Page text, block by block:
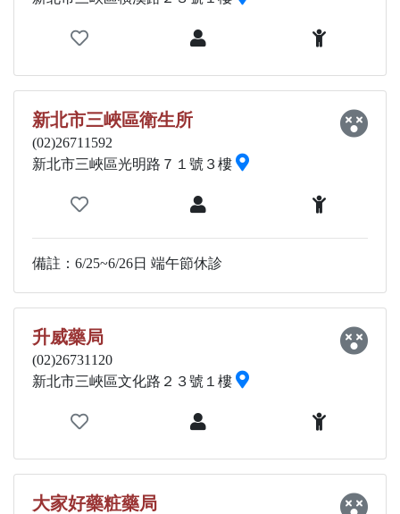
新北市三峽區衛生所
(02)26711592
新北市三峽區光明路７１號３樓
備註：6/25~6/26日 端午節休診
升威藥局
(02)26731120
新北市三峽區文化路２３號１樓
大家好藥粧藥局